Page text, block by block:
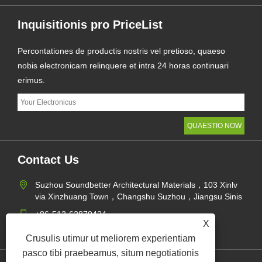
X
Crusulis utimur ut meliorem experientiam
pasco tibi praebeamus, situm negotiationis
Inquisitionis pro PriceList
Percontationes de productis nostris vel pretioso, quaeso
nobis electronicam relinquere et intra 24 horas continuari
erimus.
Contact Us
Suzhou Soundbetter Architectural Materials，103 Xinlv
via Xinzhuang Town，Changshu Suzhou，Jiangsu Sinis
+86-512-62870424